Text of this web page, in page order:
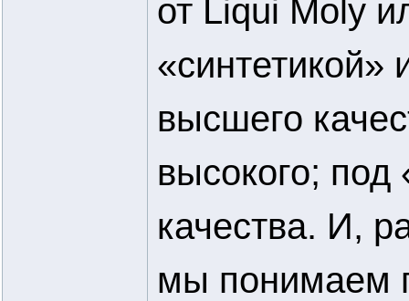
от Liqui Moly
высшего
высокого; под
качества. И,
мы понимаем